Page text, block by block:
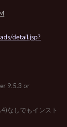
detail.jsp?
9.5.3 or
なしでもインスト